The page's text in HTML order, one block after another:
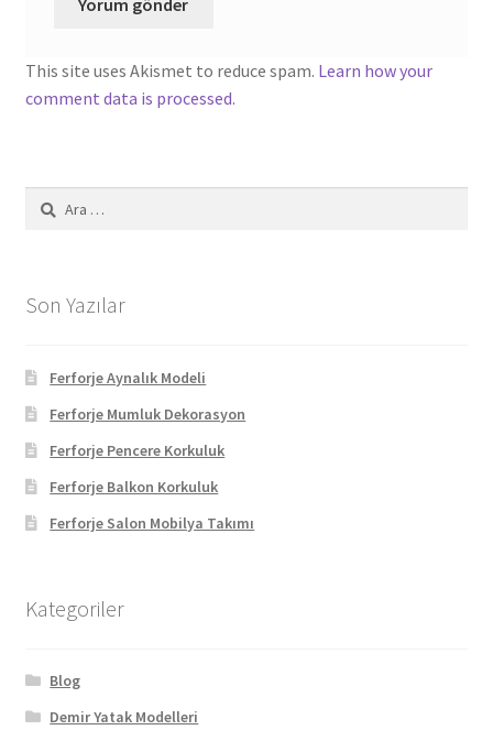
This site uses Akismet to reduce spam. Learn how your
comment data is processed.
Arama:
Son Yazılar
Ferforje Aynalık Modeli
Ferforje Mumluk Dekorasyon
Ferforje Pencere Korkuluk
Ferforje Balkon Korkuluk
Ferforje Salon Mobilya Takımı
Kategoriler
Blog
Demir Yatak Modelleri